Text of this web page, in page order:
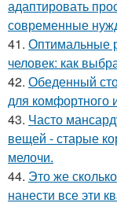
адаптировать
современные
41. Оптимальные
человек: как
42. Обеденный
для комфортного
43. Часто
вещей - старые
мелочи.
44. Это же
нанести все эти